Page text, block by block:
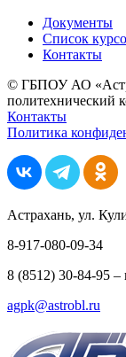
Документы
Список
Контакты
© ГБПОУ АО
политехнический
Контакты
Политика
Астрахань, ул.
8-917-080-09-34
8 (8512) 30-84-95 –
agpk@astrobl.ru